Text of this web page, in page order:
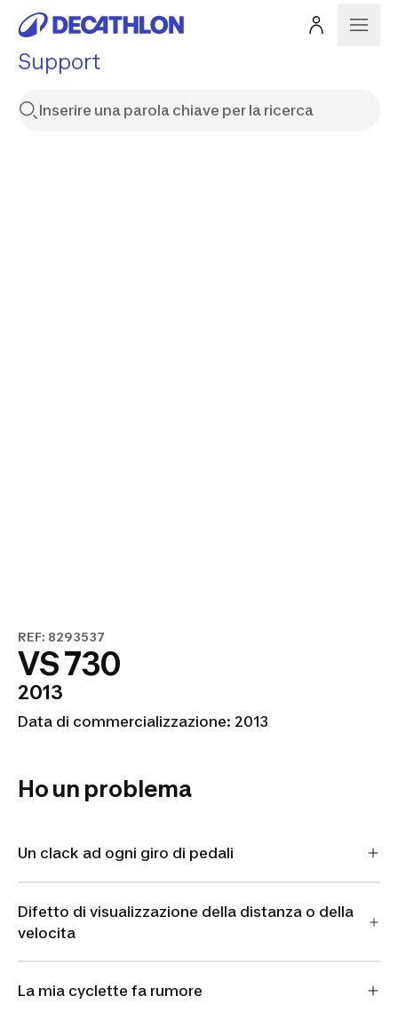
Support
REF: 8293537
VS 730
2013
Data di commercializzazione: 2013
Ho un problema
Un clack ad ogni giro di pedali
Difetto di visualizzazione della distanza o della
velocita
La mia cyclette fa rumore